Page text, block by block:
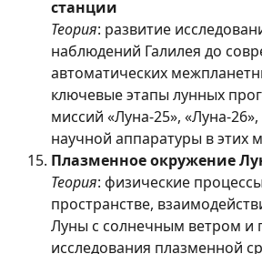
станции
Теория: развитие
наблюдений Галилея до
автоматических
ключевые этапы лунных
миссий «Луна-25», «Луна-
научной аппаратуры в этих
Плазменное окружение
Теория: физические
пространстве,
Луны с солнечным ветром и
исследования плазменной